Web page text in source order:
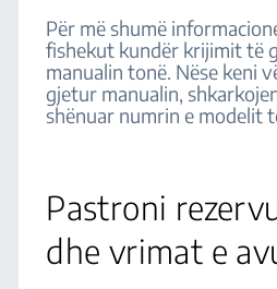
Për më shumë
fishekut kundër krijimit të
manualin tonë. Nëse keni
gjetur manualin,
shënuar numrin e modelit
Pastroni
dhe vrimat e